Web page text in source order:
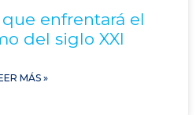
enfrentará el
del siglo XXI
MÁS »